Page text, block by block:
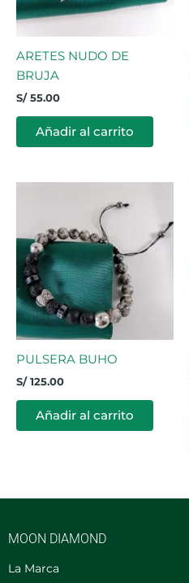
ARETES NUDO DE
BRUJA
S/55.00
Añadir al carrito
PULSERA BUHO
S/125.00
Añadir al carrito
MOON DIAMOND
La Marca